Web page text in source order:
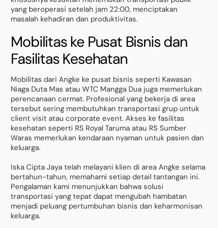
yang beroperasi setelah jam 22:00, menciptakan
masalah kehadiran dan produktivitas.
Mobilitas ke Pusat Bisnis dan
Fasilitas Kesehatan
Mobilitas dari Angke ke pusat bisnis seperti Kawasan
Niaga Duta Mas atau WTC Mangga Dua juga memerlukan
perencanaan cermat. Profesional yang bekerja di area
tersebut sering membutuhkan transportasi grup untuk
client visit atau corporate event. Akses ke fasilitas
kesehatan seperti RS Royal Taruma atau RS Sumber
Waras memerlukan kendaraan nyaman untuk pasien dan
keluarga.
Iska Cipta Jaya telah melayani klien di area Angke selama
bertahun-tahun, memahami setiap detail tantangan ini.
Pengalaman kami menunjukkan bahwa solusi
transportasi yang tepat dapat mengubah hambatan
menjadi peluang pertumbuhan bisnis dan keharmonisan
keluarga.